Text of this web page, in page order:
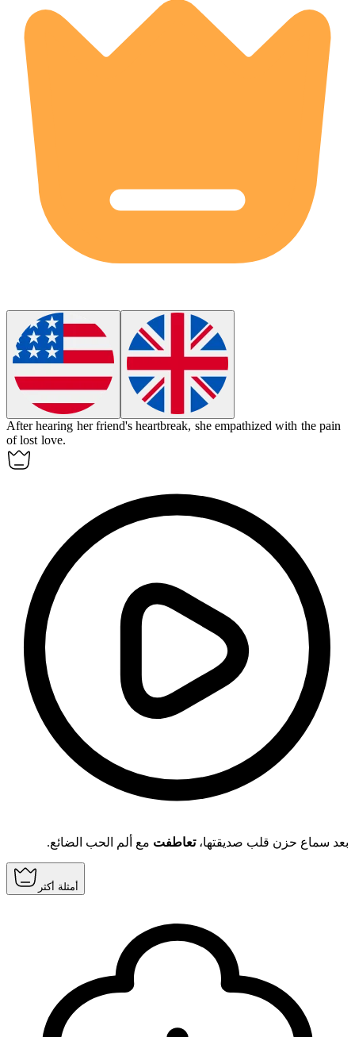
After hearing her friend's heartbreak, she empathized with the pain
of lost love.
بعد سماع حزن قلب صديقتها،تعاطفت مع ألم الحب الضائع.
أمثلة أكثر